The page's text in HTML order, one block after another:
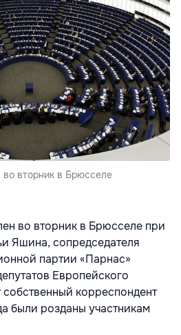
вторник в Брюсселе
во вторник в Брюсселе при
Яшина, сопредседателя
партии «Парнас»
Европейского
корреспондент
были розданы участникам